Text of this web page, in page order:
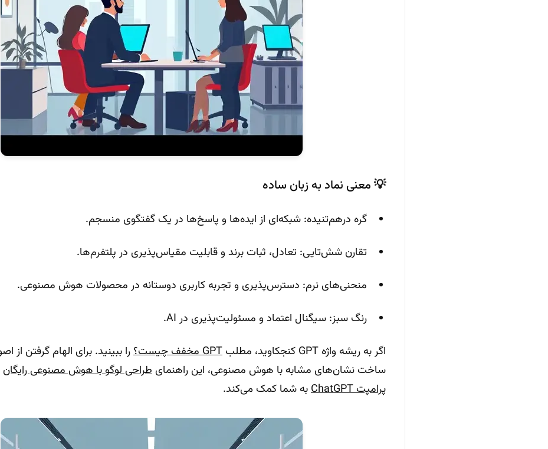
💡 معنی نماد به زبان ساده
گره درهم‌تنیده: شبکه‌ای از ایده‌ها و پاسخ‌ها در یک گفتگوی منسجم.
تقارن شش‌تایی: تعادل، ثبات برند و قابلیت مقیاس‌پذیری در پلتفرم‌ها.
منحنی‌های نرم: دسترس‌پذیری و تجربه کاربری دوستانه در محصولات هوش مصنوعی.
رنگ سبز: سیگنال اعتماد و مسئولیت‌پذیری در AI.
اگر به ریشه واژه GPT کنجکاوید، مطلب
GPT مخفف چیست؟
را ببینید. برای الهام گرفتن از
ساخت نشان‌های مشابه با هوش مصنوعی، این راهنمایطراحی لوگو با هوش مصنوعی رایگان
پرامپت ChatGPT
به شما کمک می‌کند.